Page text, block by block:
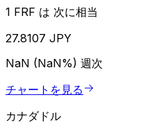
1 FRF は 次に相当
27.8107 JPY
NaN (NaN%) 週次
チャートを見る
カナダドル